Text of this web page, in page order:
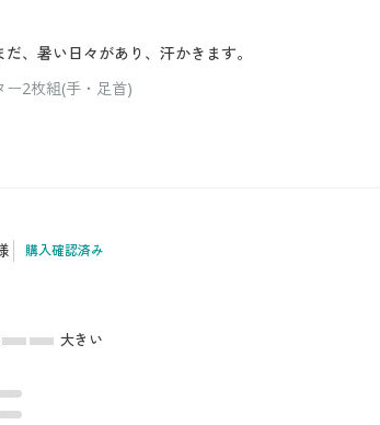
、暑い日々があり、汗かきます。
ー2枚組(手・足首)
購入確認済み
大きい